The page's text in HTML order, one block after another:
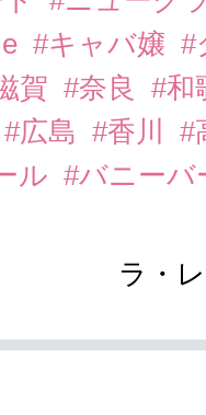
#キャバ嬢 #
賀 #奈良
#和
#広島 #香川
#
ル #バニー
ラ・